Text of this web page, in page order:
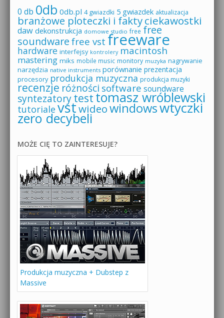
0 db 0db 0db.pl 4 gwiazdki 5 gwiazdek aktualizacja
branżowe ploteczki i faktyciekawostki
daw dekonstrukcja domowe studio free free
soundware free vst freeware
hardware interfejsy kontrolery macintosh
mastering miks mobile music monitory muzyka nagrywanie
narzędzia native instruments porównanie prezentacja
procesory produkcja muzyczna produkcja muzyki
recenzje różności software soundware
syntezatorytesttomasz wróblewski
tutoriale vstwideowindowswtyczki
zero decybeli
MOŻE CIĘ TO ZAINTERESUJE?
Produkcja muzyczna + Dubstep z
Massive